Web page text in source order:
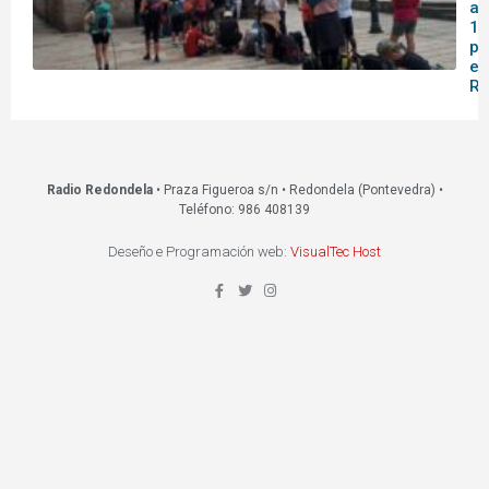
14
en
Radio Redondela• Praza Figueroa s/n • Redondela (Pontevedra) •
Teléfono: 986 408139
Deseño e Programación web: VisualTec Host